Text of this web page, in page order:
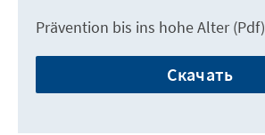
Prävention bis ins hohe Alter (Pdf)
Скачать